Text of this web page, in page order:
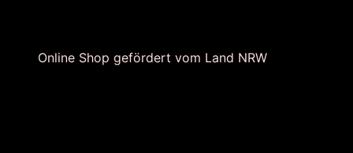
Online Shop gefördert vom Land NRW